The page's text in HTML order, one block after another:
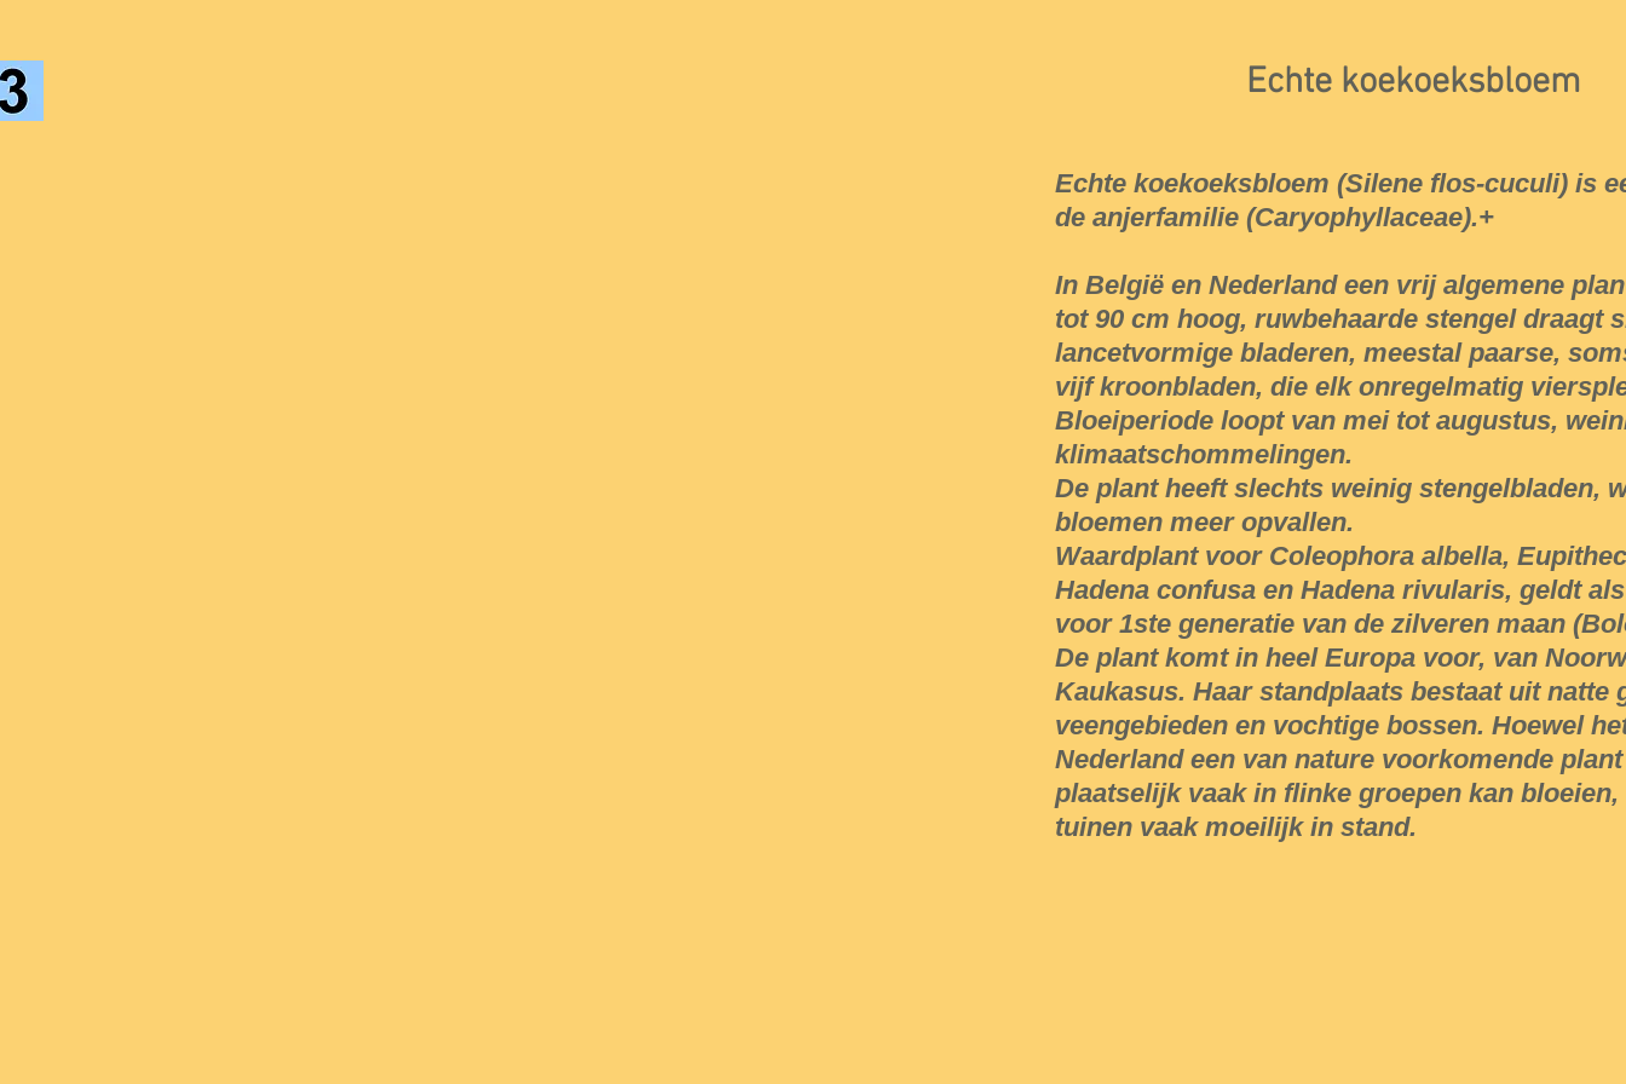
Echte koekoeksbloem
Echte koekoeksbloem (Silene flos-cuculi) is
de anjerfamilie (Caryophyllaceae).+
In België en Nederland een vrij algemene
tot 90 cm hoog, ruwbehaarde stengel draagt
lancetvormige bladeren, meestal paarse,
vijf kroonbladen, die elk onregelmatig
Bloeiperiode loopt van mei tot augustus,
klimaatschommelingen.
De plant heeft slechts weinig stengelbladen,
bloemen meer opvallen.
Waardplant voor Coleophora albella,
Hadena confusa en Hadena rivularis, geldt
voor 1ste generatie van de zilveren maan
De plant komt in heel Europa voor, van
Kaukasus. Haar standplaats bestaat uit natte
veengebieden en vochtige bossen. Hoewel
Nederland een van nature voorkomende
plaatselijk vaak in flinke groepen kan
tuinen vaak moeilijk in stand.